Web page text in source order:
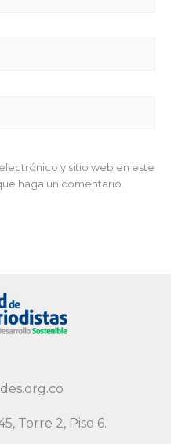
y sitio web en este
haga un comentario.
Torre 2, Piso 6.